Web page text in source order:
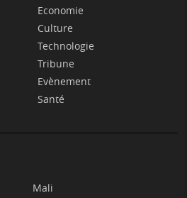
Economie
Culture
Technologie
Tribune
Evènement
Santé
Mali